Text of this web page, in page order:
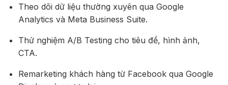
Theo dõi dữ liệu thường xuyên qua Google
Analytics và Meta Business Suite.
Thử nghiệm A/B Testing cho tiêu đề, hình ảnh,
CTA.
Remarketing khách hàng từ Facebook qua Google